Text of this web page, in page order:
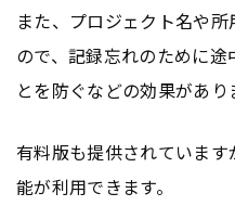
また、プロジェクト名や
ので、記録忘れのために
とを防ぐなどの効果があり
有料版も提供されていま
能が利用できます。